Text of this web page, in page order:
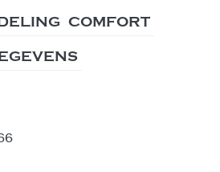
COMFORT